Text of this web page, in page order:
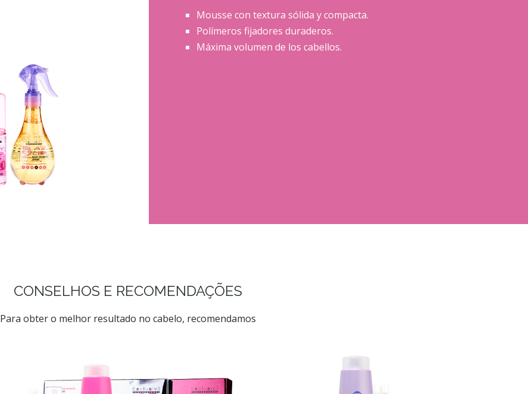
Mousse con textura sólida y compacta.
Polímeros fijadores duraderos.
Máxima volumen de los cabellos.
CONSELHOS E RECOMENDAÇÕES
Para obter o melhor resultado no cabelo, recomendamos